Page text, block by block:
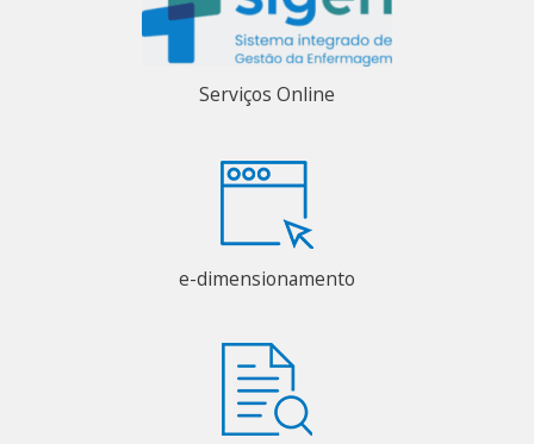
Serviços Online
e-dimensionamento